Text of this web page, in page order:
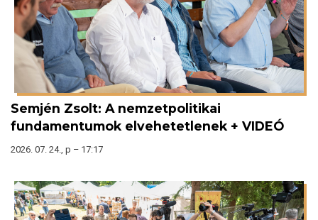
Semjén Zsolt: A nemzetpolitikai
fundamentumok elvehetetlenek + VIDEÓ
2026. 07. 24., p – 17:17